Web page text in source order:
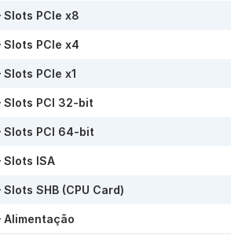
PCIe x8
PCIe x4
PCIe x1
PCI 32-bit
PCI 64-bit
ISA
SHB (CPU Card)